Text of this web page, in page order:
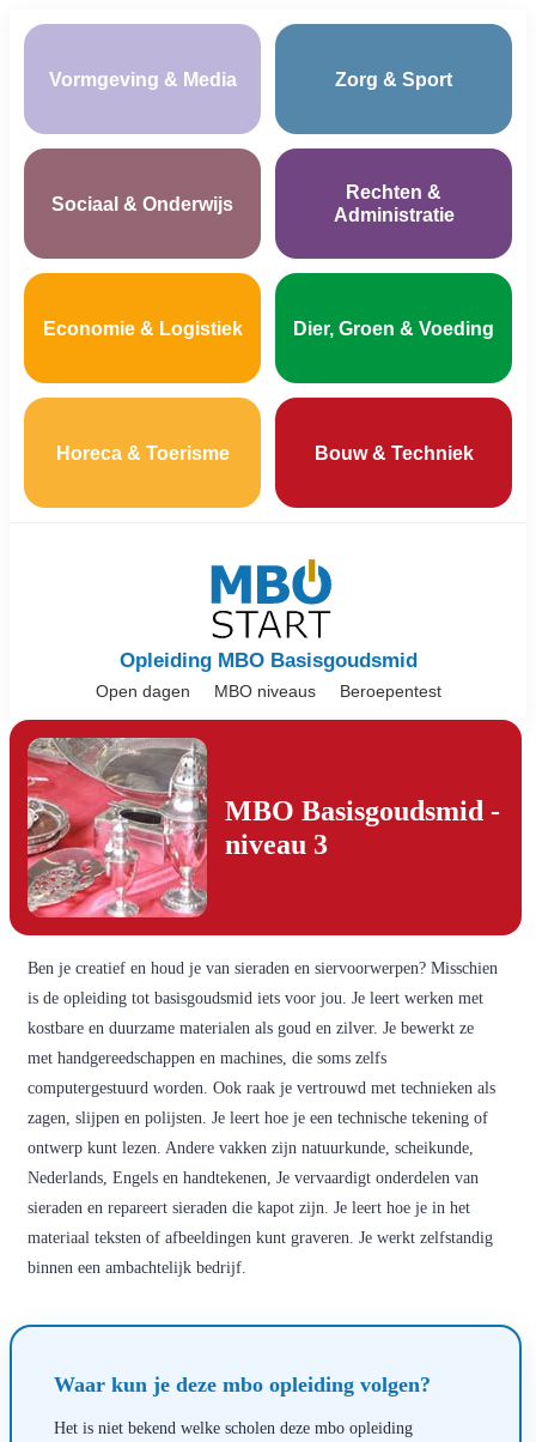
Vormgeving & Media Zorg & Sport
Sociaal & Onderwijs
Rechten &
Administratie
Economie & Logistiek Dier, Groen & Voeding
Horeca & Toerisme Bouw & Techniek
Opleiding MBO Basisgoudsmid
Open dagen MBO niveaus Beroepentest
MBO Basisgoudsmid -
niveau 3
Ben je creatief en houd je van sieraden en siervoorwerpen? Misschien
is de opleiding tot basisgoudsmid iets voor jou. Je leert werken met
kostbare en duurzame materialen als goud en zilver. Je bewerkt ze
met handgereedschappen en machines, die soms zelfs
computergestuurd worden. Ook raak je vertrouwd met technieken als
zagen, slijpen en polijsten. Je leert hoe je een technische tekening of
ontwerp kunt lezen. Andere vakken zijn natuurkunde, scheikunde,
Nederlands, Engels en handtekenen, Je vervaardigt onderdelen van
sieraden en repareert sieraden die kapot zijn. Je leert hoe je in het
materiaal teksten of afbeeldingen kunt graveren. Je werkt zelfstandig
binnen een ambachtelijk bedrijf.
Waar kun je deze mbo opleiding volgen?
Het is niet bekend welke scholen deze mbo opleiding